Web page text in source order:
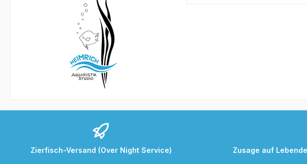
Zierfisch-Versand (Over Night Service) Zusage auf